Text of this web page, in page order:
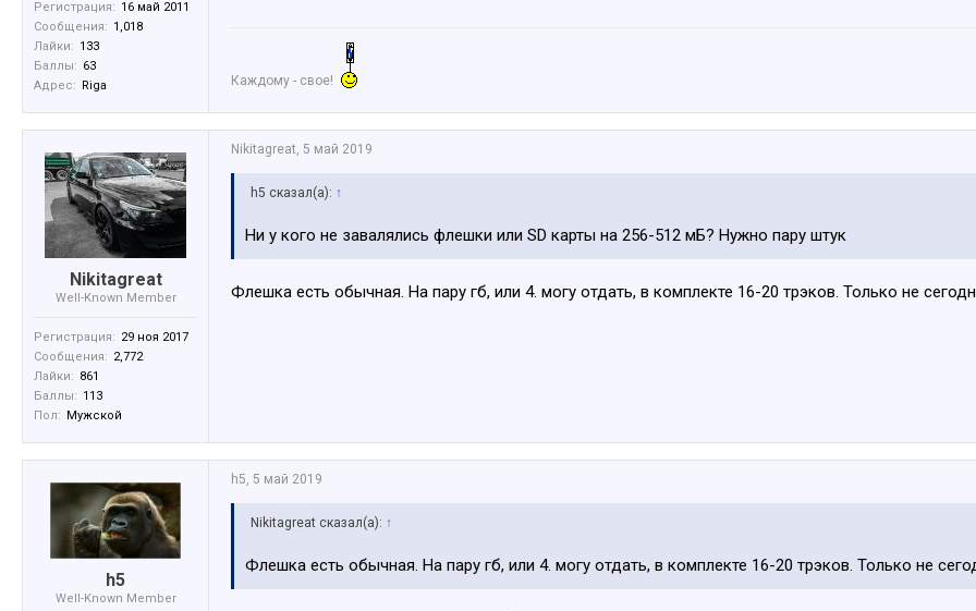
Регистрация: 16 май 2011
Сообщения: 1,018
Лайки: 133
Баллы: 63
Адрес: Riga Каждому - свое!
Nikitagreat
Well-Known Member
Регистрация: 29 ноя 2017
Сообщения: 2,772
Лайки: 861
Баллы: 113
Пол: Мужской
Nikitagreat 5 май 2019
h5 сказал(а): ↑
Ни у кого не завалялись флешки или SD карты на 256-512 мБ? Нужно пару штук
Флешка есть обычная. На пару гб, или 4. могу отдать, в комплекте 16-20 трэков. Только не
h5
Well-Known Member
h5, 5 май 2019
Nikitagreat сказал(а): ↑
Флешка есть обычная. На пару гб, или 4. могу отдать, в комплекте 16-20 трэков. Только не